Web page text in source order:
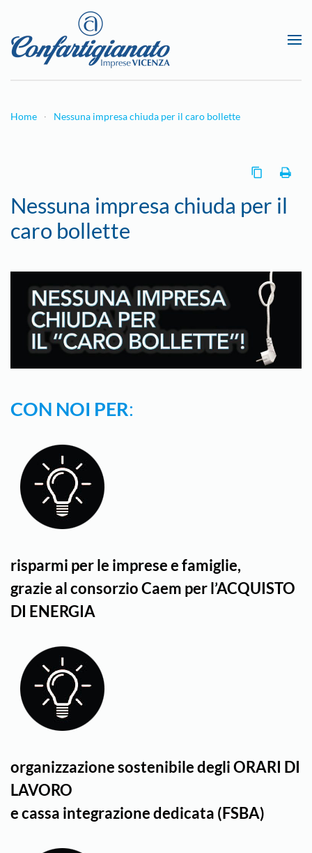
Passa al contenuto principale
Home Nessuna impresa chiuda per il caro bollette
Nessuna impresa chiuda per il
caro bollette
CON NOI PER:
risparmi per le imprese e famiglie,
grazie al consorzio Caem per l’ACQUISTO
DI ENERGIA
organizzazione sostenibile degli ORARI DI
LAVORO
e cassa integrazione dedicata (FSBA)